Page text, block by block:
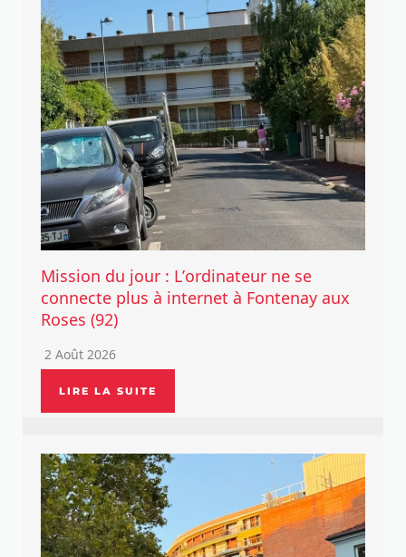
Mission du jour : L’ordinateur ne se
connecte plus à internet à Fontenay aux
Roses (92)
2 Août 2026
LIRE LA SUITE